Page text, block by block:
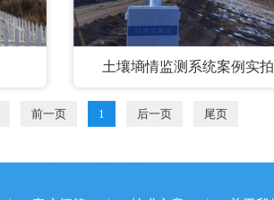
土壤墒情监测系统案例实拍
前一页 1 后一页 尾页